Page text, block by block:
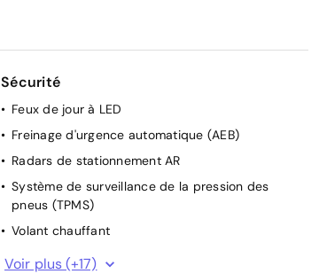
Sécurité
Feux de jour à LED
Freinage d'urgence automatique (AEB)
Radars de stationnement AR
Système de surveillance de la pression des
pneus (TPMS)
Volant chauffant
ABS
Voir plus (+17)